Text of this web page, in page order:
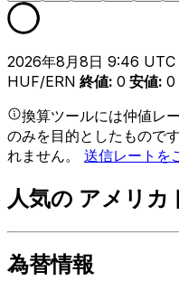
2026年8月8日 9:46
HUF/ERN 終値: 0 安値: 0
換算ツールには仲値レ
のみを目的としたもので
れません。 送信レートを
人気の アメリ
為替情報